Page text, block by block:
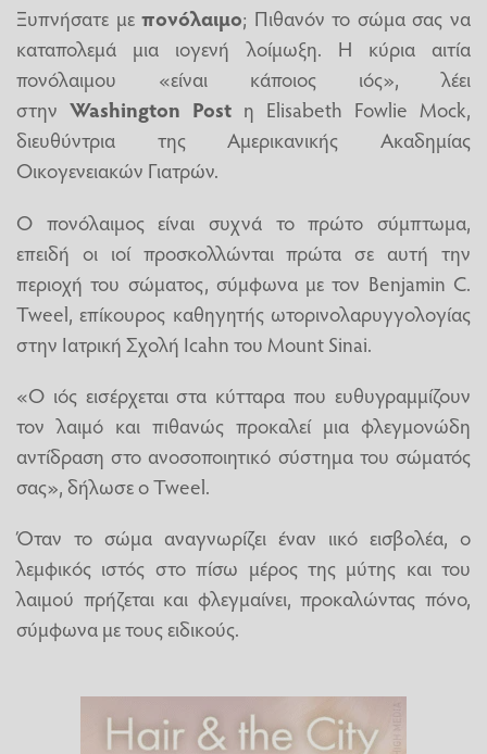
Ξυπνήσατε μεπονόλαιμο; Πιθανόν το σώμα σας να
καταπολεμά μια ιογενή λοίμωξη. Η κύρια αιτία
πονόλαιμου «είναι κάποιος ιός», λέει
στην Washington Post η Elisabeth Fowlie Mock,
διευθύντρια της Αμερικανικής Ακαδημίας
Οικογενειακών Γιατρών.
Ο πονόλαιμος είναι συχνά το πρώτο σύμπτωμα,
επειδή οι ιοί προσκολλώνται πρώτα σε αυτή την
περιοχή του σώματος, σύμφωνα με τον Benjamin C.
Tweel, επίκουρος καθηγητής ωτορινολαρυγγολογίας
στην Ιατρική Σχολή Icahn του Mount Sinai.
«Ο ιός εισέρχεται στα κύτταρα που ευθυγραμμίζουν
τον λαιμό και πιθανώς προκαλεί μια φλεγμονώδη
αντίδραση στο ανοσοποιητικό σύστημα του σώματός
σας», δήλωσε ο Tweel.
Όταν το σώμα αναγνωρίζει έναν ιικό εισβολέα, ο
λεμφικός ιστός στο πίσω μέρος της μύτης και του
λαιμού πρήζεται και φλεγμαίνει, προκαλώντας πόνο,
σύμφωνα με τους ειδικούς.